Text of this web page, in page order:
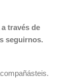
través de
seguirnos.